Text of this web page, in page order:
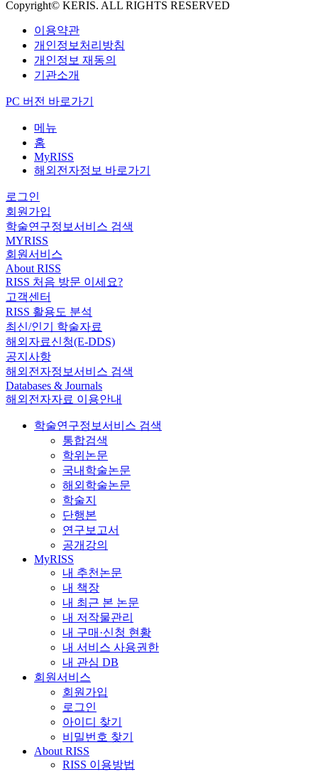
Copyright© KERIS. ALL RIGHTS RESERVED
이용약관
개인정보처리방침
개인정보 재동의
기관소개
PC 버전 바로가기
메뉴
홈
MyRISS
해외전자정보 바로가기
로그인
회원가입
학술연구정보서비스 검색
MYRISS
회원서비스
About RISS
RISS 처음 방문 이세요?
고객센터
RISS 활용도 분석
최신/인기 학술자료
해외자료신청(E-DDS)
공지사항
해외전자정보서비스 검색
Databases & Journals
해외전자자료 이용안내
학술연구정보서비스 검색
통합검색
학위논문
국내학술논문
해외학술논문
학술지
단행본
연구보고서
공개강의
MyRISS
내 추천논문
내 책장
내 최근 본 논문
내 저작물관리
내 구매·신청 현황
내 서비스 사용권한
내 관심 DB
회원서비스
회원가입
로그인
아이디 찾기
비밀번호 찾기
About RISS
RISS 이용방법